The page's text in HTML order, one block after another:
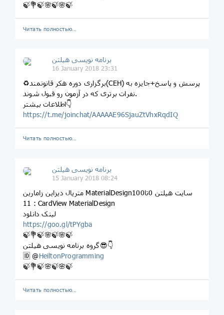
🍃💐🍃🌸🍃🌸🍃
Читать полностью…
برنامه نویسی هیلتن
16 January 2018 23:31
♻️برگزاری دوره هکر قانونمند(CEH) پرسش و پاسخ+جایزه به
نفرات برتری که در آزمون رو قبول شوند.
اطلاعات بیشتر👇
https://t.me/joinchat/AAAAAE96SjauZtVhxRqdIQ
Читать полностью…
برنامه نویسی هیلتن
15 January 2018 08:24
متریال دیزاین زامارین MaterialDesignسایت هیلتن 0تا100
11 : CardView MaterialDesign
لینک دانلود
https://goo.gl/tPYgba
🍃💐🍃🌸🍃🌸🍃
گروه برنامه نویسی هیلتن😎👇
🆔 @HeiltonProgramming
🍃💐🍃🌸🍃🌸🍃
Читать полностью…